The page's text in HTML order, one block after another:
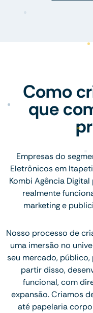
Como
que
Empresas do
Eletrônicos em
Kombi Agência
realmente
marketing e
Nosso processo de
uma imersão no
seu mercado,
partir disso,
funcional, com
expansão. Criamos
até papelaria